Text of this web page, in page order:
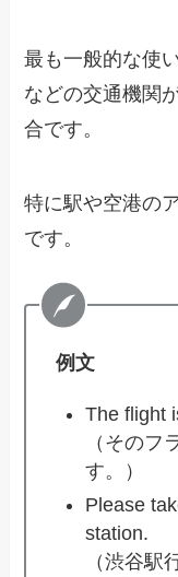
最も一般的な使
などの交通機関
合です。
特に駅や空港の
です。
例文
The flight
（そのフ
す。）
Please
station.
（渋谷駅